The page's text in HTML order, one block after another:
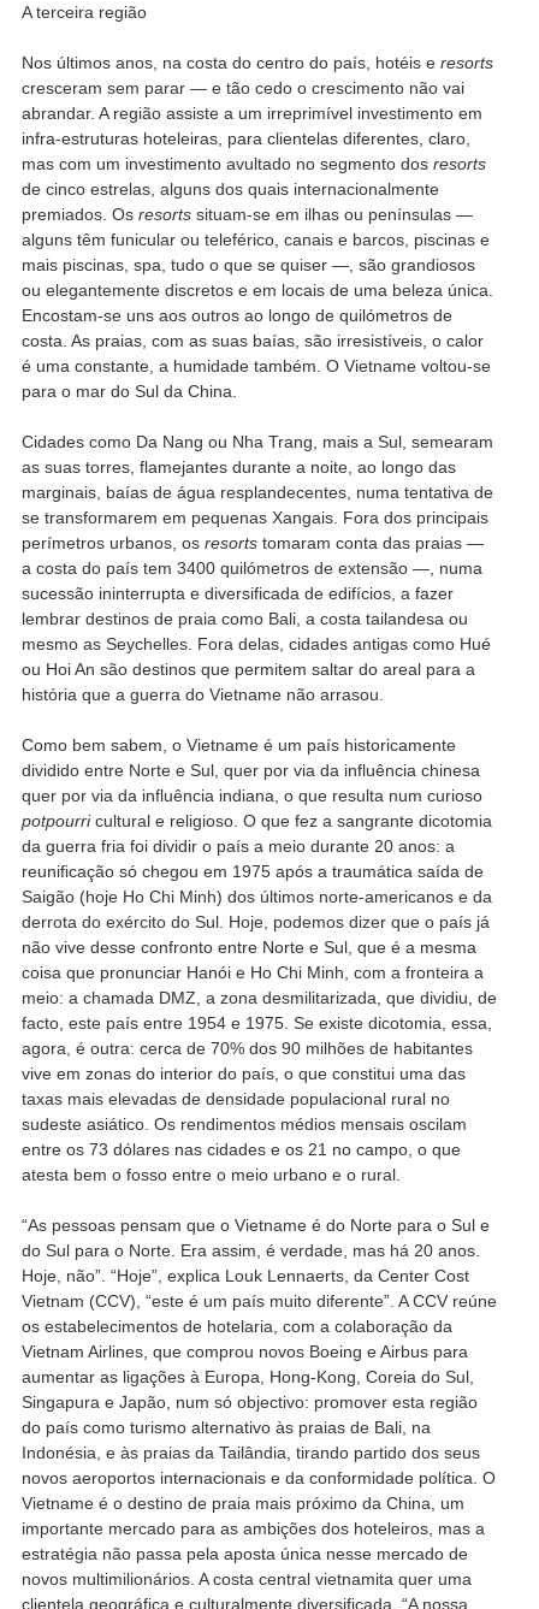
A terceira região
Nos últimos anos, na costa do centro do país, hotéis e resorts
cresceram sem parar — e tão cedo o crescimento não vai
abrandar. A região assiste a um irreprimível investimento em
infra-estruturas hoteleiras, para clientelas diferentes, claro,
mas com um investimento avultado no segmento dos resorts
de cinco estrelas, alguns dos quais internacionalmente
premiados. Os resortssituam-se em ilhas ou penínsulas —
alguns têm funicular ou teleférico, canais e barcos, piscinas e
mais piscinas, spa, tudo o que se quiser —, são grandiosos
ou elegantemente discretos e em locais de uma beleza única.
Encostam-se uns aos outros ao longo de quilómetros de
costa. As praias, com as suas baías, são irresistíveis, o calor
é uma constante, a humidade também. O Vietname voltou-se
para o mar do Sul da China.
Cidades como Da Nang ou Nha Trang, mais a Sul, semearam
as suas torres, flamejantes durante a noite, ao longo das
marginais, baías de água resplandecentes, numa tentativa de
se transformarem em pequenas Xangais. Fora dos principais
perímetros urbanos, os resortstomaram conta das praias —
a costa do país tem 3400 quilómetros de extensão —, numa
sucessão ininterrupta e diversificada de edifícios, a fazer
lembrar destinos de praia como Bali, a costa tailandesa ou
mesmo as Seychelles. Fora delas, cidades antigas como Hué
ou Hoi An são destinos que permitem saltar do areal para a
história que a guerra do Vietname não arrasou.
Como bem sabem, o Vietname é um país historicamente
dividido entre Norte e Sul, quer por via da influência chinesa
quer por via da influência indiana, o que resulta num curioso
potpourricultural e religioso. O que fez a sangrante dicotomia
da guerra fria foi dividir o país a meio durante 20 anos: a
reunificação só chegou em 1975 após a traumática saída de
Saigão (hoje Ho Chi Minh) dos últimos norte-americanos e da
derrota do exército do Sul. Hoje, podemos dizer que o país já
não vive desse confronto entre Norte e Sul, que é a mesma
coisa que pronunciar Hanói e Ho Chi Minh, com a fronteira a
meio: a chamada DMZ, a zona desmilitarizada, que dividiu, de
facto, este país entre 1954 e 1975. Se existe dicotomia, essa,
agora, é outra: cerca de 70% dos 90 milhões de habitantes
vive em zonas do interior do país, o que constitui uma das
taxas mais elevadas de densidade populacional rural no
sudeste asiático. Os rendimentos médios mensais oscilam
entre os 73 dólares nas cidades e os 21 no campo, o que
atesta bem o fosso entre o meio urbano e o rural.
“As pessoas pensam que o Vietname é do Norte para o Sul e
do Sul para o Norte. Era assim, é verdade, mas há 20 anos.
Hoje, não”. “Hoje”, explica Louk Lennaerts, da Center Cost
Vietnam (CCV), “este é um país muito diferente”. A CCV reúne
os estabelecimentos de hotelaria, com a colaboração da
Vietnam Airlines, que comprou novos Boeing e Airbus para
aumentar as ligações à Europa, Hong-Kong, Coreia do Sul,
Singapura e Japão, num só objectivo: promover esta região
do país como turismo alternativo às praias de Bali, na
Indonésia, e às praias da Tailândia, tirando partido dos seus
novos aeroportos internacionais e da conformidade política. O
Vietname é o destino de praia mais próximo da China, um
importante mercado para as ambições dos hoteleiros, mas a
estratégia não passa pela aposta única nesse mercado de
novos multimilionários. A costa central vietnamita quer uma
clientela geográfica e culturalmente diversificada. “A nossa